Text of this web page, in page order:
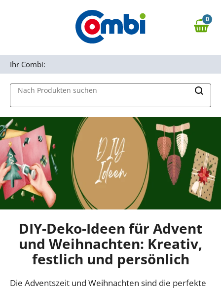
Zur Navigation springen
0,00 €
0
Nach Produkten suchen
Ihr Combi:
DIY-Deko-Ideen für Advent
und Weihnachten: Kreativ,
festlich und persönlich
Die Adventszeit und Weihnachten sind die perfekte